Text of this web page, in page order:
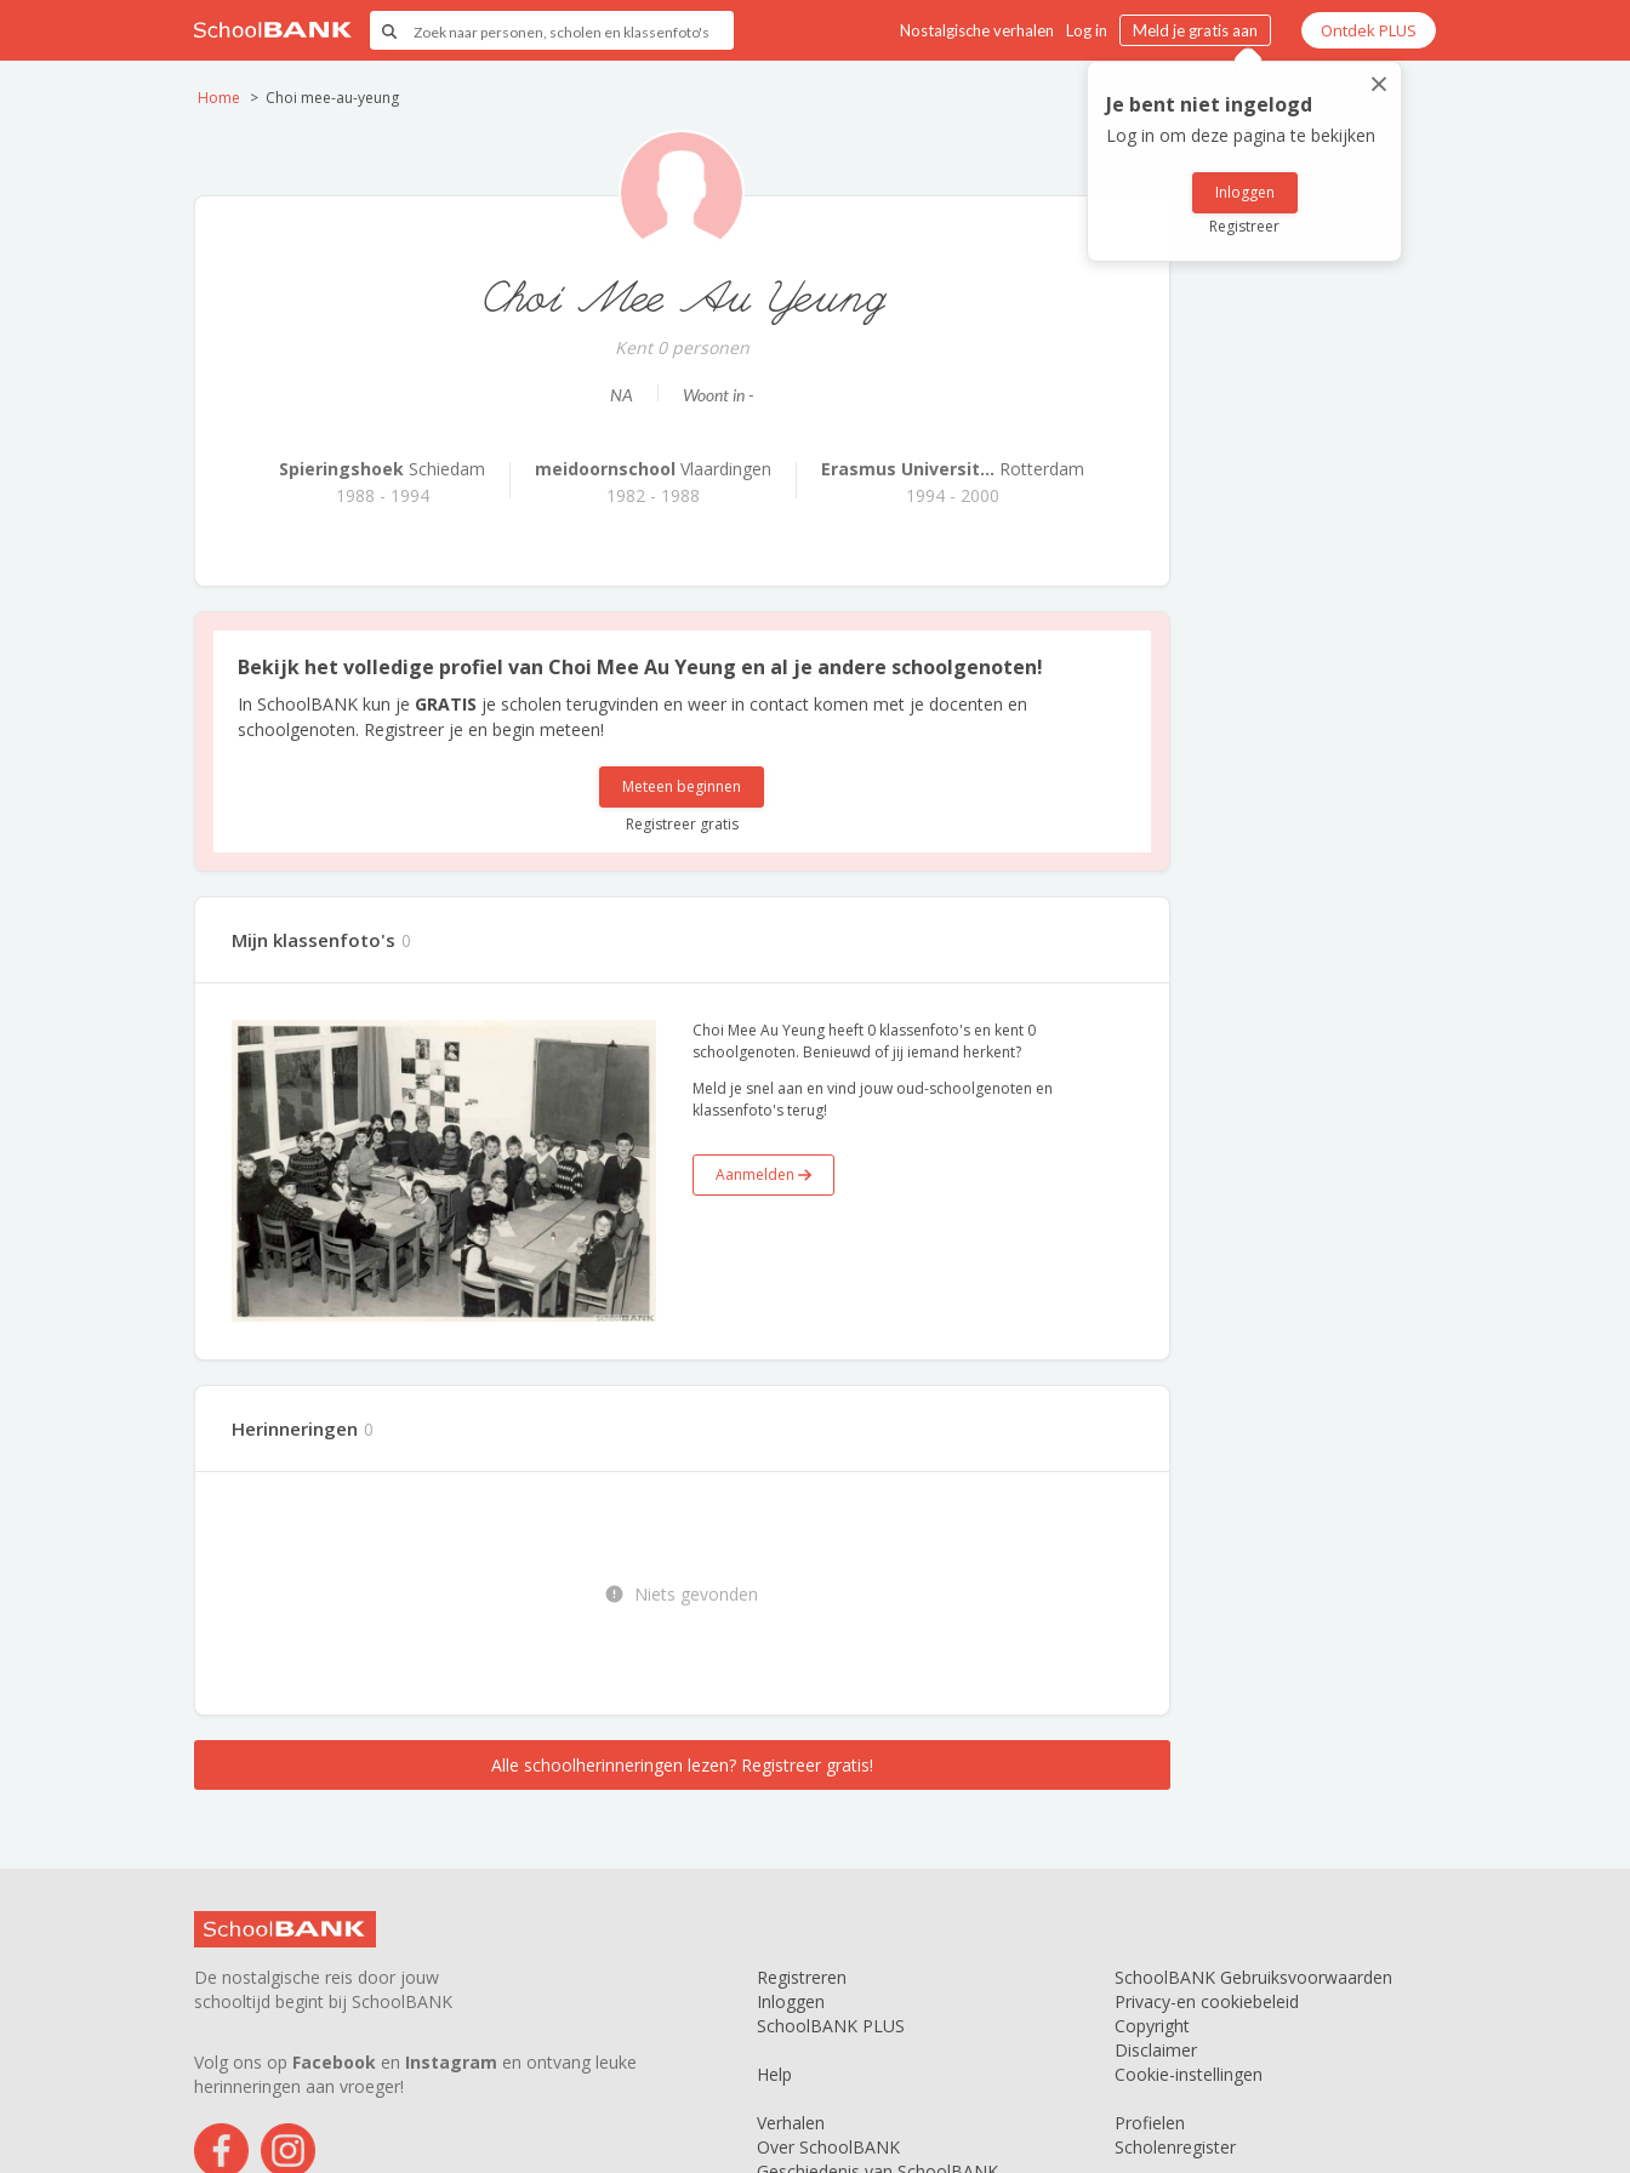
Nostalgische verhalen Log in Meld je gratis aan Ontdek PLUS
×
Je bent niet ingelogd
Log in om deze pagina te bekijken
Inloggen
Registreer
Home Choi mee-au-yeung
Choi Mee Au Yeung
Kent 0 personen
NA Woont in -
Spieringshoek Schiedam
1988 - 1994
meidoornschool Vlaardingen
1982 - 1988
Erasmus Universit... Rotterdam
1994 - 2000
Bekijk het volledige profiel van Choi Mee Au Yeung en al je andere schoolgenoten!
In SchoolBANK kun je GRATIS je scholen terugvinden en weer in contact komen met je docenten en
schoolgenoten. Registreer je en begin meteen!
Meteen beginnen
Registreer gratis
Mijn klassenfoto's 0
Choi Mee Au Yeung heeft 0 klassenfoto's en kent 0
schoolgenoten. Benieuwd of jij iemand herkent?
Meld je snel aan en vind jouw oud-schoolgenoten en
klassenfoto's terug!
Aanmelden
Herinneringen 0
Niets gevonden
Alle schoolherinneringen lezen? Registreer gratis!
De nostalgische reis door jouw
schooltijd begint bij SchoolBANK
Volg ons op Facebook en Instagram en ontvang leuke
herinneringen aan vroeger!
Registreren
Inloggen
SchoolBANK PLUS
Help
Verhalen
Over SchoolBANK
SchoolBANK Gebruiksvoorwaarden
Privacy-en cookiebeleid
Copyright
Disclaimer
Cookie-instellingen
Profielen
Scholenregister